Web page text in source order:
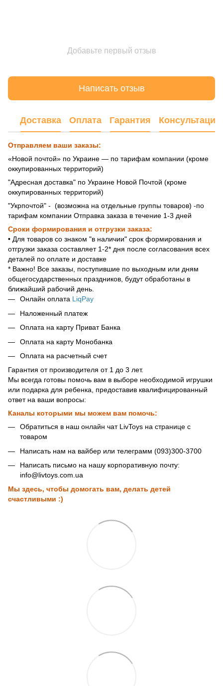
Добавьте первый отзыв
Написать отзыв
Доставка Оплата Гарантия Консультация
Отправляем ваши заказы:
«Новой почтой» по Украине — по тарифам компании (кроме
оккупированных территорий)
"Адресная доставка" по Украине Новой Почтой (кроме
оккупированных территорий)
"Укрпочтой" - (возможна на отдельные группы товаров) -по
тарифам компании Отправка заказа в течение 1-3 дней
Сроки формирования и отгрузки заказа:
• Для товаров со знаком "в наличии" срок формирования и
отгрузки заказа составляет 1-2* дня после согласования всех
деталей по оплате и доставке
* Важно! Все заказы, поступившие по выходным или дням
общегосударственных праздников, будут обработаны в
ближайший рабочий день.
Онлайн оплата LiqPay
Наложенный платеж
Оплата на карту Приват Банка
Оплата на карту Монобанка
Оплата на расчетный счет
Гарантия от производителя от 1 до 3 лет.
Мы всегда готовы помочь вам в выборе необходимой игрушки
или подарка для ребенка, предоставив квалифицированный
ответ на ваши вопросы:
Каналы которыми мы можем вам помочь:
Обратиться в наш онлайн чат LivToys на странице с
товаром
Написать нам на вайбер или телеграмм (093)300-3700
Написать письмо на нашу корпоративную почту:
info@livtoys.com.ua
Мы здесь, чтобы домогать вам, делать детей
счастливыми :)